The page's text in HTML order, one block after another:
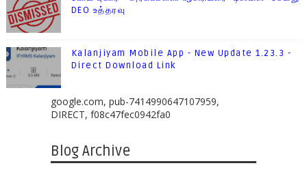
DEO உத்தரவு
Kalanjiyam Mobile App - New Update 1.23.3 -
Direct Download Link
google.com, pub-7414990647107959,
DIRECT, f08c47fec0942fa0
Blog Archive